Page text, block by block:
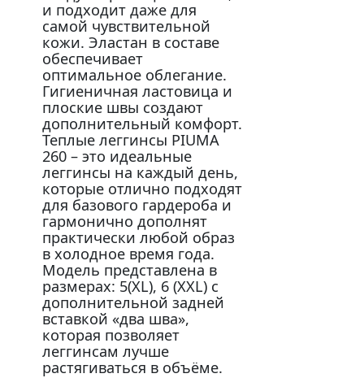
и подходит даже для
самой чувствительной
кожи. Эластан в составе
обеспечивает
оптимальное облегание.
Гигиеничная ластовица и
плоские швы создают
дополнительный комфорт.
Теплые леггинсы PIUMA
260 – это идеальные
леггинсы на каждый день,
которые отлично подходят
для базового гардероба и
гармонично дополнят
практически любой образ
в холодное время года.
Модель представлена в
размерах: 5(XL), 6 (XXL) с
дополнительной задней
вставкой «два шва»,
которая позволяет
леггинсам лучше
растягиваться в объёме.